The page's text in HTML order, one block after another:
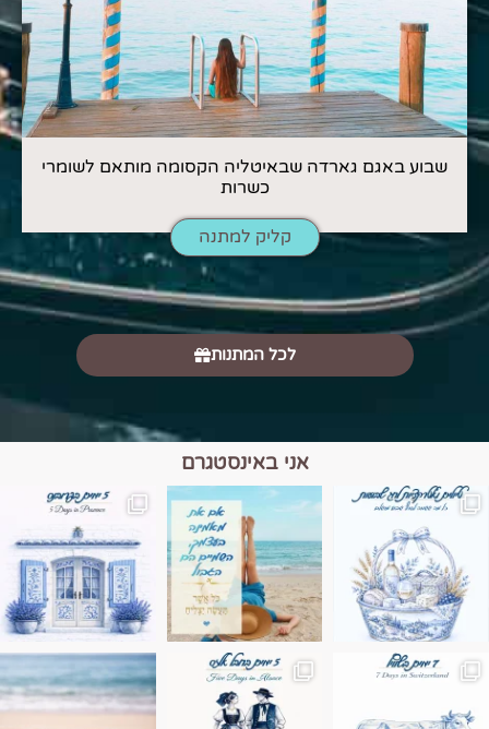
שבוע באגם גארדה שבאיטליה הקסומה מותאם לשומרי
כשרות
קליק למתנה
לכל המתנות
אני באינסטגרם
הם הגבול 💙🩵
בחבל אלזס צרפת
בחופשה שבו הכל נהיה פשוט יותר. החול, הי